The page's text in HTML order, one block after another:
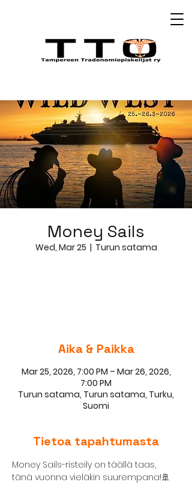
Money Sails
Wed, Mar 25
  |
Turun satama
Aika & Paikka
Mar 25, 2026, 7:00 PM – Mar 26, 2026,
7:00 PM
Turun satama, Turun satama, Turku,
Suomi
Tietoa tapahtumasta
Money Sails-risteily on täällä taas,
tänä vuonna vieläkin suurempana!🚢